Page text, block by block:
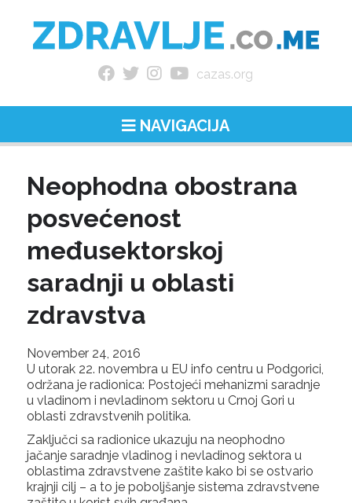
cazas.org
NAVIGACIJA
Neophodna obostrana
posvećenost
međusektorskoj
saradnji u oblasti
zdravstva
November 24, 2016
U utorak 22. novembra u EU info centru u Podgorici,
održana je radionica: Postojeći mehanizmi saradnje
u vladinom i nevladinom sektoru u Crnoj Gori u
oblasti zdravstvenih politika.
Zaključci sa radionice ukazuju na neophodno
jačanje saradnje vladinog i nevladinog sektora u
oblastima zdravstvene zaštite kako bi se ostvario
krajnji cilj – a to je poboljšanje sistema zdravstvene